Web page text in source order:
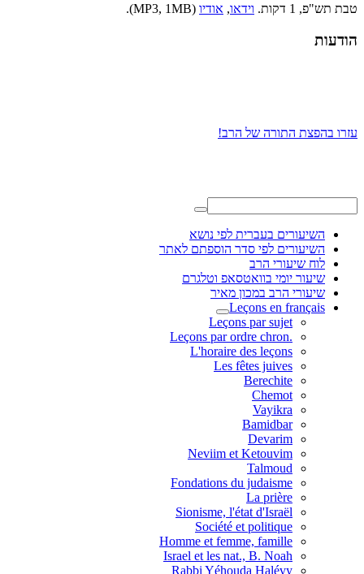
טבת תש"פ, 1 דקות. וידאו, אודיו (MP3, 1MB).
הודעות
עזרו בהפצת התורה של הרב!
השיעורים בעברית לפי נושא
השיעורים לפי סדר הוספתם לאתר
לוח שיעורי הרב
שיעור יומי בוואטסאפ וטלגרם
שיעורי הרב במכון מאיר
Leçons en français
Leçons par sujet
.Leçons par ordre chron
L'horaire des leçons
Les fêtes juives
Berechite
Chemot
Vayikra
Bamidbar
Devarim
Neviim et Ketouvim
Talmoud
Fondations du judaisme
La prière
Sionisme, l'état d'Israël
Société et politique
Homme et femme, famille
Israel et les nat., B. Noah
Rabbi Yéhouda Halévy